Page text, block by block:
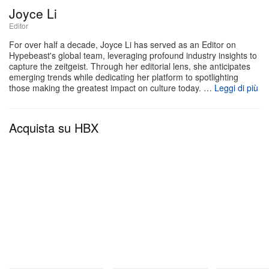
una maglia immacolata, completamente tempestata
di diamanti.
Il design simbolico è un chiaro omaggio alla
fratellanza e alla sintonia. Per un tocco
ultra‑esclusivo e personale, i pezzi includono inoltre
polsi, che custodisce un messaggio privato
Joyce Li
Editor
For over half a decade, Joyce Li has served as an Editor on
Hypebeast's global team, leveraging profound industry insights to
capture the zeitgeist. Through her editorial lens, she anticipates
emerging trends while dedicating her platform to spotlighting
those making the greatest impact on culture today. … Leggi di più
Acquista su HBX